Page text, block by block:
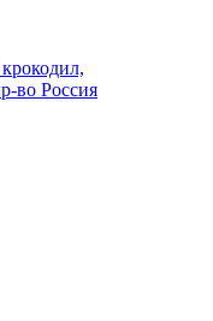
во Россия